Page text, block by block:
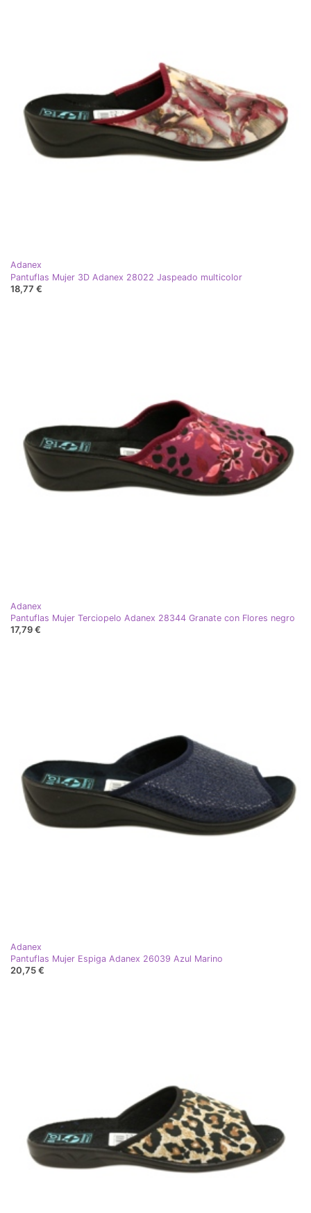
Adanex
Pantuflas Mujer 3D Adanex 28022 Jaspeado multicolor
18,77 €
Adanex
Pantuflas Mujer Terciopelo Adanex 28344 Granate con Flores negro
17,79 €
Adanex
Pantuflas Mujer Espiga Adanex 26039 Azul Marino
20,75 €